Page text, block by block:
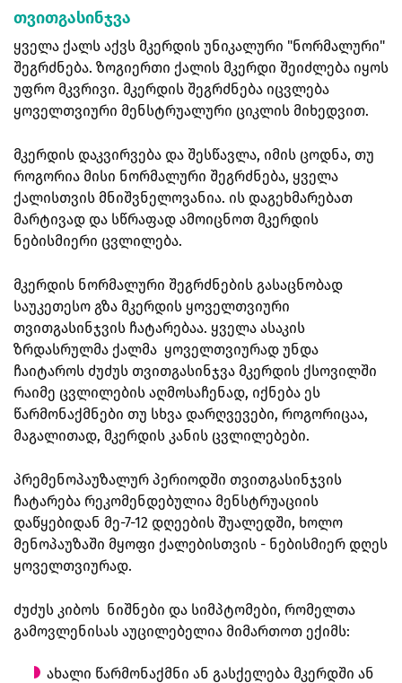
თვითგასინჯვა
ყველა ქალს აქვს მკერდის უნიკალური "ნორმალური"
შეგრძნება. ზოგიერთი ქალის მკერდი შეიძლება იყოს
უფრო მკვრივი. მკერდის შეგრძნება იცვლება
ყოველთვიური მენსტრუალური ციკლის მიხედვით.
მკერდის დაკვირვება და შესწავლა, იმის ცოდნა, თუ
როგორია მისი ნორმალური შეგრძნება, ყველა
ქალისთვის მნიშვნელოვანია. ის დაგეხმარებათ
მარტივად და სწრაფად ამოიცნოთ მკერდის
ნებისმიერი ცვლილება.
მკერდის ნორმალური შეგრძნების გასაცნობად
საუკეთესო გზა მკერდის ყოველთვიური
თვითგასინჯვის ჩატარებაა. ყველა ასაკის
ზრდასრულმა ქალმა ყოველთვიურად უნდა
ჩაიტაროს ძუძუს თვითგასინჯვა მკერდის ქსოვილში
რაიმე ცვლილების აღმოსაჩენად, იქნება ეს
წარმონაქმნები თუ სხვა დარღვევები, როგორიცაა,
მაგალითად, მკერდის კანის ცვლილებები.
პრემენოპაუზალურ პერიოდში თვითგასინჯვის
ჩატარება რეკომენდებულია მენსტრუაციის
დაწყებიდან მე-7-12 დღეების შუალედში, ხოლო
მენოპაუზაში მყოფი ქალებისთვის - ნებისმიერ დღეს
ყოველთვიურად.
ძუძუს კიბოს ნიშნები და სიმპტომები, რომელთა
გამოვლენისას აუცილებელია მიმართოთ ექიმს:
ახალი წარმონაქმნი ან გასქელება მკერდში ან